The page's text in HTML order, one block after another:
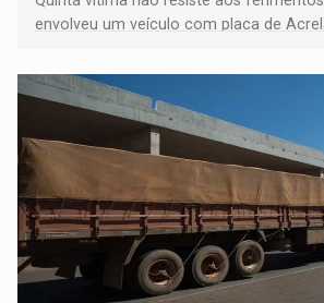
envolveu um veículo com placa de